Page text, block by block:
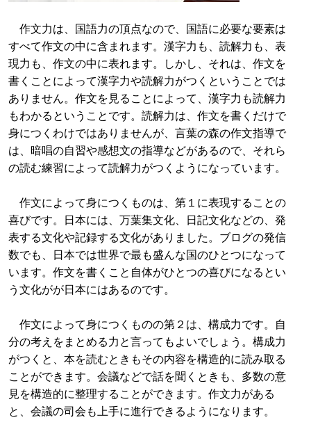
作文力は、国語力の頂点なので、国語に必要な要素は
すべて作文の中に含まれます。漢字力も、読解力も、表
現力も、作文の中に表れます。しかし、それは、作文を
書くことによって漢字力や読解力がつくということでは
ありません。作文を見ることによって、漢字力も読解力
もわかるということです。読解力は、作文を書くだけで
身につくわけではありませんが、言葉の森の作文指導で
は、暗唱の自習や感想文の指導などがあるので、それら
の読む練習によって読解力がつくようになっています。
作文によって身につくものは、第１に表現することの
喜びです。日本には、万葉集文化、日記文化などの、発
表する文化や記録する文化がありました。ブログの発信
数でも、日本では世界で最も盛んな国のひとつになって
います。作文を書くこと自体がひとつの喜びになるとい
う文化がが日本にはあるのです。
作文によって身につくものの第２は、構成力です。自
分の考えをまとめる力と言ってもよいでしょう。構成力
がつくと、本を読むときもその内容を構造的に読み取る
ことができます。会議などで話を聞くときも、多数の意
見を構造的に整理することができます。作文力がある
と、会議の司会も上手に進行できるようになります。